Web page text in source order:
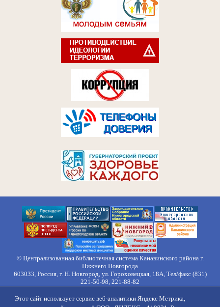
© Централизованная библиотечная система Канавинского района г.
Нижнего Новгорода
603033, Россия, г. Н. Новгород, ул. Гороховецкая, 18А, Тел/факс (831)
221-50-98, 221-88-82
Контакты Противодействие коррупции Противодействие
Этот сайт использует сервис веб-аналитики Яндекс Метрика,